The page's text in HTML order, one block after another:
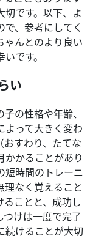
です。以下、よ
、参考にしてく
ゃんとのより良い
いです。
い
の性格や年齢、
よって大きく変わ
おすわり、たてな
かかることがあり
短時間のトレーニ
理なく覚えること
ことと、成功し
けは一度で完了
続けることが大切